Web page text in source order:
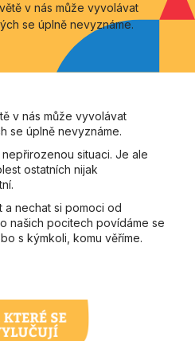
v nás může vyvolávat
se úplně nevyznáme.
v nás může vyvolávat
se úplně nevyznáme.
situaci. Je ale
ostatních nijak
a nechat si pomoci od
našich pocitech povídáme se
s kýmkoli, komu věříme.